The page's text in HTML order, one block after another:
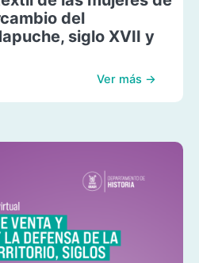
del
siglo XVII y
Ver más →